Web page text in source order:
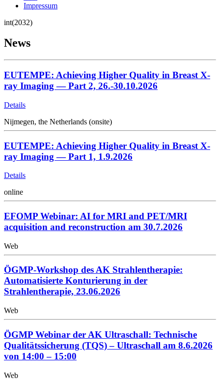
Impressum
int(2032)
News
EUTEMPE: Achieving Higher Quality in Breast X-
ray Imaging — Part 2, 26.-30.10.2026
Details
Nijmegen, the Netherlands (onsite)
EUTEMPE: Achieving Higher Quality in Breast X-
ray Imaging — Part 1, 1.9.2026
Details
online
EFOMP Webinar: AI for MRI and PET/MRI
acquisition and reconstruction am 30.7.2026
Web
ÖGMP-Workshop des AK Strahlentherapie:
Automatisierte Konturierung in der
Strahlentherapie, 23.06.2026
Web
ÖGMP Webinar der AK Ultraschall: Technische
Qualitätssicherung (TQS) – Ultraschall am 8.6.2026
von 14:00 – 15:00
Web